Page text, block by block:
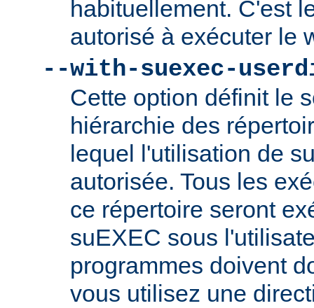
habituellement. C'est
autorisé à exécuter le
--with-suexec-
Cette option définit le
hiérarchie des
lequel l'utilisation de
autorisée. Tous les
ce répertoire seront
suEXEC sous
programmes doivent
vous utilisez une